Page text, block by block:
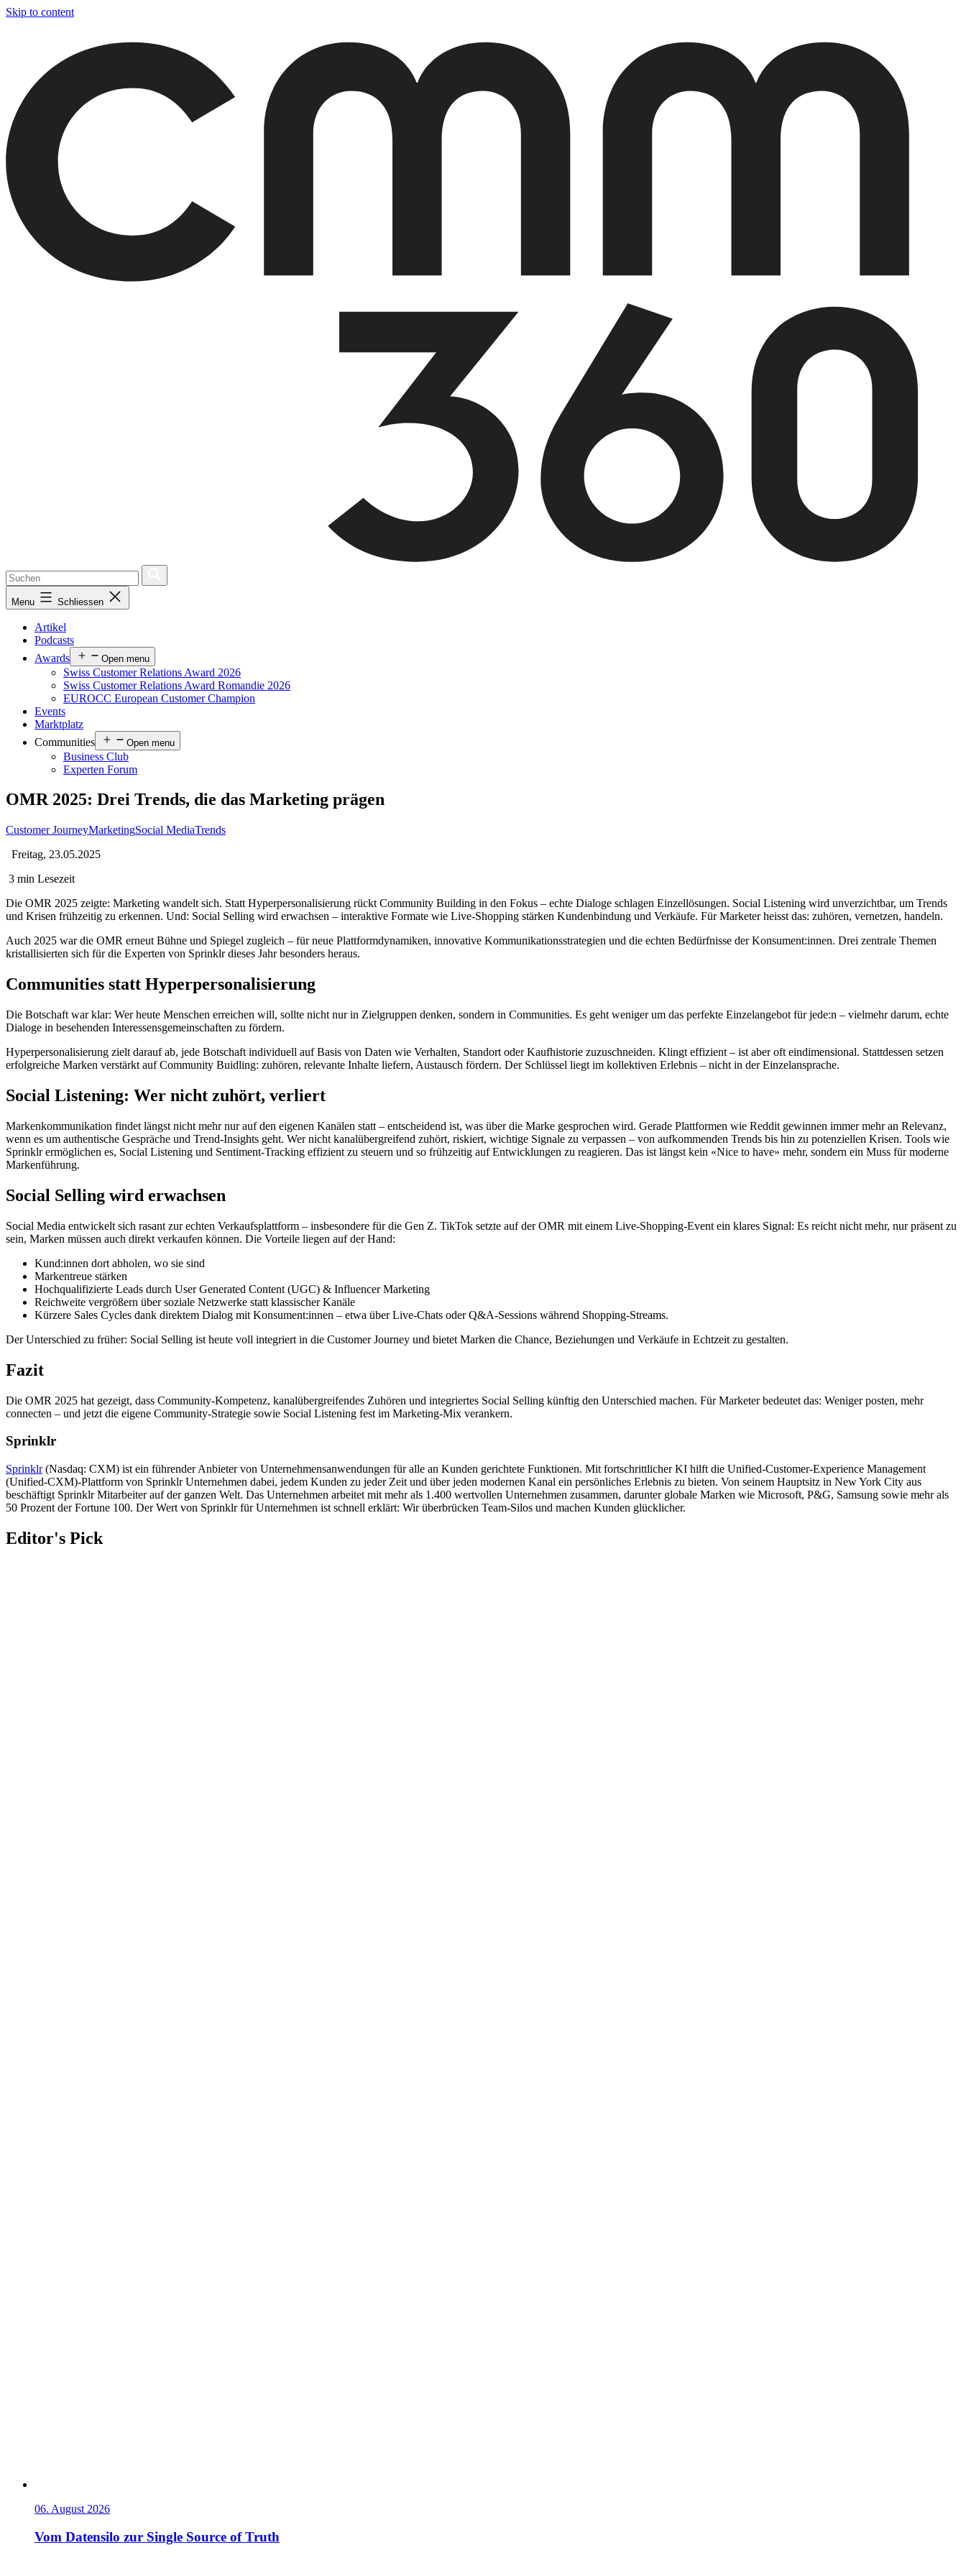
Skip to content
Menu Schliessen
Artikel
Podcasts
Awards
Open menu
Swiss Customer Relations Award 2026
Swiss Customer Relations Award Romandie 2026
EUROCC European Customer Champion
Events
Marktplatz
Communities
Open menu
Business Club
Experten Forum
OMR 2025: Drei Trends, die das Marketing prägen
Customer JourneyMarketingSocial MediaTrends
Freitag, 23.05.2025
3 min Lesezeit
Die OMR 2025 zeigte: Marketing wandelt sich. Statt Hyperpersonalisierung rückt Community Building in den Fokus – echte Dialoge schlagen Einzellösungen. Social Listening wird unverzichtbar, um Trends
und Krisen frühzeitig zu erkennen. Und: Social Selling wird erwachsen – interaktive Formate wie Live-Shopping stärken Kundenbindung und Verkäufe. Für Marketer heisst das: zuhören, vernetzen, handeln.
Auch 2025 war die OMR erneut Bühne und Spiegel zugleich – für neue Plattformdynamiken, innovative Kommunikationsstrategien und die echten Bedürfnisse der Konsument:innen. Drei zentrale Themen
kristallisierten sich für die Experten von Sprinklr dieses Jahr besonders heraus.
Communities statt Hyperpersonalisierung
Die Botschaft war klar: Wer heute Menschen erreichen will, sollte nicht nur in Zielgruppen denken, sondern in Communities. Es geht weniger um das perfekte Einzelangebot für jede:n – vielmehr darum, echte
Dialoge in besehenden Interessensgemeinschaften zu fördern.
Hyperpersonalisierung zielt darauf ab, jede Botschaft individuell auf Basis von Daten wie Verhalten, Standort oder Kaufhistorie zuzuschneiden. Klingt effizient – ist aber oft eindimensional. Stattdessen setzen
erfolgreiche Marken verstärkt auf Community Buidling: zuhören, relevante Inhalte liefern, Austausch fördern. Der Schlüssel liegt im kollektiven Erlebnis – nicht in der Einzelansprache.
Social Listening: Wer nicht zuhört, verliert
Markenkommunikation findet längst nicht mehr nur auf den eigenen Kanälen statt – entscheidend ist, was über die Marke gesprochen wird. Gerade Plattformen wie Reddit gewinnen immer mehr an Relevanz,
wenn es um authentische Gespräche und Trend-Insights geht. Wer nicht kanalübergreifend zuhört, riskiert, wichtige Signale zu verpassen – von aufkommenden Trends bis hin zu potenziellen Krisen. Tools wie
Sprinklr ermöglichen es, Social Listening und Sentiment-Tracking effizient zu steuern und so frühzeitig auf Entwicklungen zu reagieren. Das ist längst kein «Nice to have» mehr, sondern ein Muss für moderne
Markenführung.
Social Selling wird erwachsen
Social Media entwickelt sich rasant zur echten Verkaufsplattform – insbesondere für die Gen Z. TikTok setzte auf der OMR mit einem Live-Shopping-Event ein klares Signal: Es reicht nicht mehr, nur präsent zu
sein, Marken müssen auch direkt verkaufen können. Die Vorteile liegen auf der Hand:
Kund:innen dort abholen, wo sie sind
Markentreue stärken
Hochqualifizierte Leads durch User Generated Content (UGC) & Influencer Marketing
Reichweite vergrößern über soziale Netzwerke statt klassischer Kanäle
Kürzere Sales Cycles dank direktem Dialog mit Konsument:innen – etwa über Live-Chats oder Q&A-Sessions während Shopping-Streams.
Der Unterschied zu früher: Social Selling ist heute voll integriert in die Customer Journey und bietet Marken die Chance, Beziehungen und Verkäufe in Echtzeit zu gestalten.
Fazit
Die OMR 2025 hat gezeigt, dass Community-Kompetenz, kanalübergreifendes Zuhören und integriertes Social Selling künftig den Unterschied machen. Für Marketer bedeutet das: Weniger posten, mehr
connecten – und jetzt die eigene Community-Strategie sowie Social Listening fest im Marketing-Mix verankern.
Sprinklr
Sprinklr(Nasdaq: CXM) ist ein führender Anbieter von Unternehmensanwendungen für alle an Kunden gerichtete Funktionen. Mit fortschrittlicher KI hilft die Unified-Customer-Experience Management
(Unified-CXM)-Plattform von Sprinklr Unternehmen dabei, jedem Kunden zu jeder Zeit und über jeden modernen Kanal ein persönliches Erlebnis zu bieten. Von seinem Hauptsitz in New York City aus
beschäftigt Sprinklr Mitarbeiter auf der ganzen Welt. Das Unternehmen arbeitet mit mehr als 1.400 wertvollen Unternehmen zusammen, darunter globale Marken wie Microsoft, P&G, Samsung sowie mehr als
50 Prozent der Fortune 100. Der Wert von Sprinklr für Unternehmen ist schnell erklärt: Wir überbrücken Team-Silos und machen Kunden glücklicher.
Editor's Pick
06. August 2026
Vom Datensilo zur Single Source of Truth